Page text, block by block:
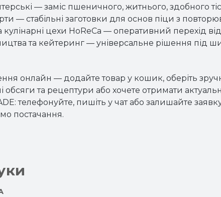
— заміс пшеничного, житнього, здобного
— стабільні заготовки для основ піци з
кулінарні цехи HoReCa — оперативний перехід
та кейтеринг — універсальне рішення під
онлайн — додайте товар у кошик, оберіть
та рецептури або хочете отримати
телефонуйте, пишіть у чат або залишайте
постачання.